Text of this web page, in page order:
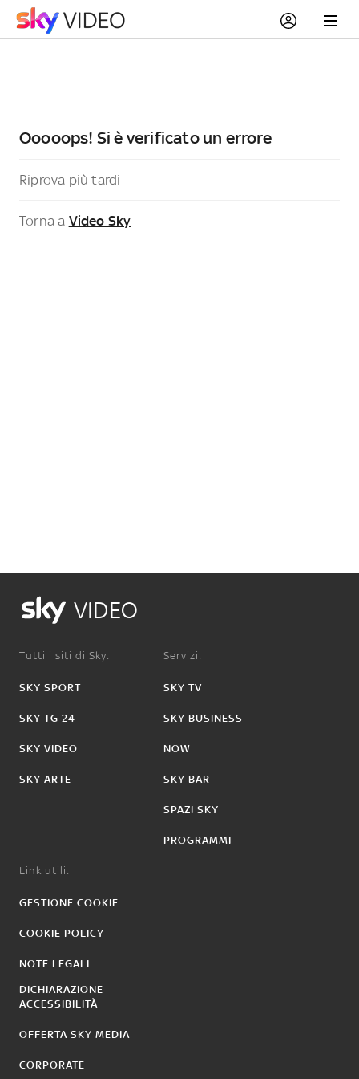
Ooooops! Si è verificato un errore
Riprova più tardi
Torna a Video Sky
VIDEO
Tutti i siti di Sky:
SKY SPORT
SKY TG 24
SKY VIDEO
SKY ARTE
Servizi:
SKY TV
SKY BUSINESS
NOW
SKY BAR
SPAZI SKY
PROGRAMMI
Link utili:
GESTIONE COOKIE
COOKIE POLICY
NOTE LEGALI
DICHIARAZIONE
ACCESSIBILITÀ
OFFERTA SKY MEDIA
CORPORATE